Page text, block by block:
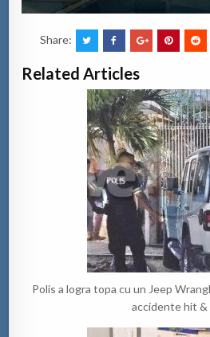
Share:
Related Articles
Polis a logra topa cu un Jeep
accidente hit &